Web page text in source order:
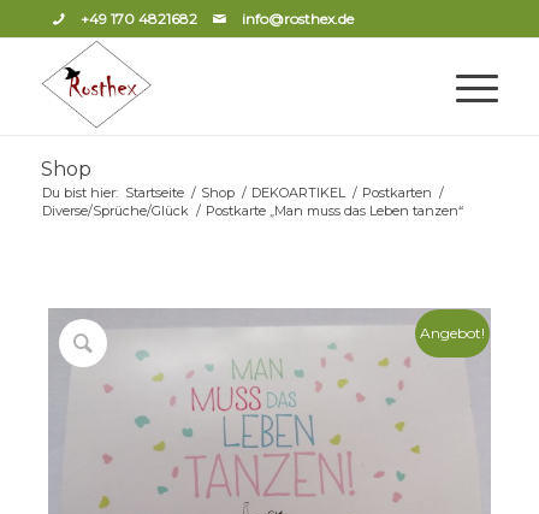
+49 170 4821682 info@rosthex.de
Shop
Du bist hier: Startseite / Shop / DEKOARTIKEL / Postkarten /
Diverse/Sprüche/Glück / Postkarte „Man muss das Leben tanzen“
Angebot!